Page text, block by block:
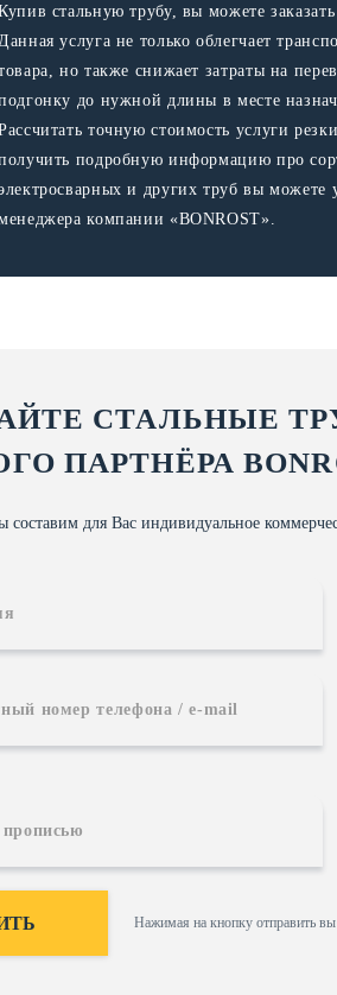
стальную трубу, вы можете заказать
Данная услуга не только облегчает
но также снижает затраты на
до нужной длины в месте
точную стоимость услуги
подробную информацию про
и других труб вы можете
компании «BONROST».
СТАЛЬНЫЕ
ПАРТНЁРА
составим для Вас индивидуальное
Нажимая на кнопку отправить вы